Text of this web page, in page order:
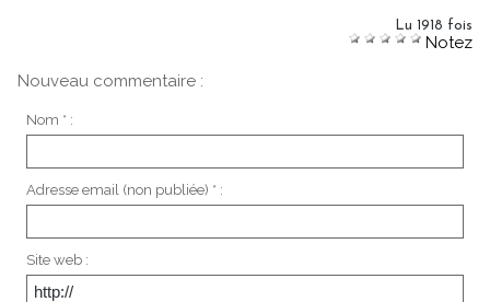
Lu 1918 fois
Notez
Nouveau commentaire :
Nom * :
Adresse email (non publiée) * :
Site web :